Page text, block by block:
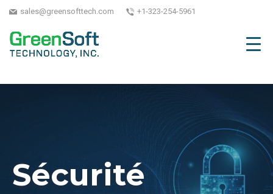
sales@greensofttech.com +1-323-254-5961
Sécurité